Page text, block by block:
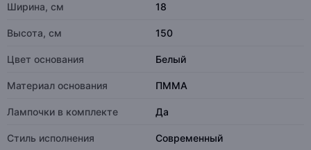
Ширина, см 18
Высота, см 150
Цвет основания Белый
Материал основания ПММА
Лампочки в комплекте Да
Стиль исполнения Современный